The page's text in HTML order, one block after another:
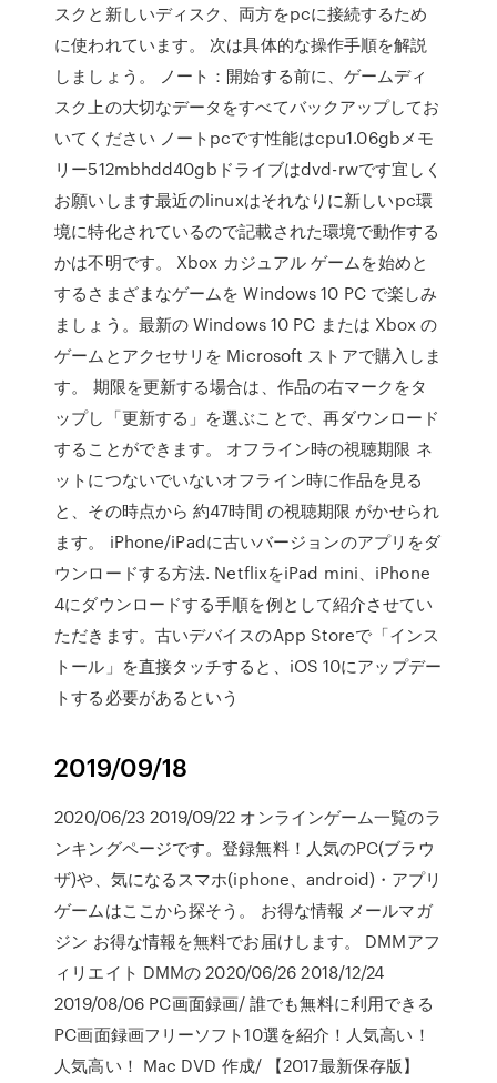
スクと新しいディスク、両方をpcに接続するため
に使われています。 次は具体的な操作手順を解説
しましょう。 ノート：開始する前に、ゲームディ
スク上の大切なデータをすべてバックアップしてお
いてください ノートpcです性能はcpu1.06gbメモ
リー512mbhdd40gbドライブはdvd-rwです宜しく
お願いします最近のlinuxはそれなりに新しいpc環
境に特化されているので記載された環境で動作する
かは不明です。 Xbox カジュアル ゲームを始めと
するさまざまなゲームを Windows 10 PC で楽しみ
ましょう。最新の Windows 10 PC または Xbox の
ゲームとアクセサリを Microsoft ストアで購入しま
す。 期限を更新する場合は、作品の右マークをタ
ップし「更新する」を選ぶことで、再ダウンロード
することができます。 オフライン時の視聴期限 ネ
ットにつないでいないオフライン時に作品を見る
と、その時点から 約47時間 の視聴期限 がかせられ
ます。 iPhone/iPadに古いバージョンのアプリをダ
ウンロードする方法. NetflixをiPad mini、iPhone
4にダウンロードする手順を例として紹介させてい
ただきます。古いデバイスのApp Storeで「インス
トール」を直接タッチすると、iOS 10にアップデー
トする必要があるという
2019/09/18
2020/06/23 2019/09/22 オンラインゲーム一覧のラ
ンキングページです。登録無料！人気のPC(ブラウ
ザ)や、気になるスマホ(iphone、android)・アプリ
ゲームはここから探そう。 お得な情報 メールマガ
ジン お得な情報を無料でお届けします。 DMMアフ
ィリエイト DMMの 2020/06/26 2018/12/24
2019/08/06 PC画面録画/ 誰でも無料に利用できる
PC画面録画フリーソフト10選を紹介！人気高い！
人気高い！ Mac DVD 作成/ 【2017最新保存版】